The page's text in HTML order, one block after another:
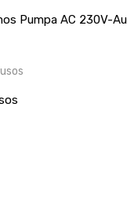
Pumpa AC 230V-